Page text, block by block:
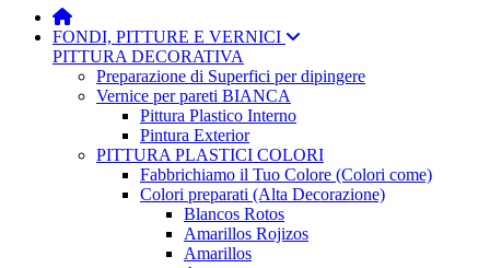
FONDI, PITTURE E VERNICI
PITTURA DECORATIVA
Preparazione di Superfici per dipingere
Vernice per pareti BIANCA
Pittura Plastico Interno
Pintura Exterior
PITTURA PLASTICI COLORI
Fabbrichiamo il Tuo Colore (Colori come)
Colori preparati (Alta Decorazione)
Blancos Rotos
Amarillos Rojizos
Amarillos